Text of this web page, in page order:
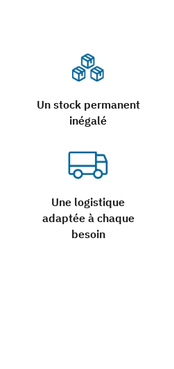
Un stock permanent
inégalé
Une logistique
adaptée à chaque
besoin